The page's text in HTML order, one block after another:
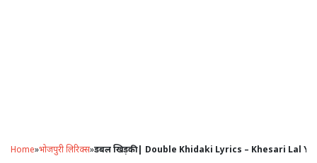
Home»भोजपुरी लिरिक्स»डबल खिड़की | Double Khidaki Lyrics – Khesari Lal